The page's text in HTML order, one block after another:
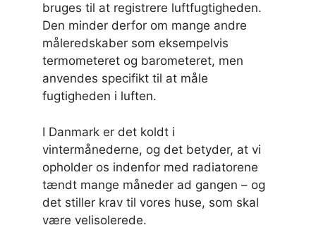
bruges til at registrere luftfugtigheden.
Den minder derfor om mange andre
måleredskaber som eksempelvis
termometeret og barometeret, men
anvendes specifikt til at måle
fugtigheden i luften.
I Danmark er det koldt i
vintermånederne, og det betyder, at vi
opholder os indenfor med radiatorene
tændt mange måneder ad gangen – og
det stiller krav til vores huse, som skal
være velisolerede.